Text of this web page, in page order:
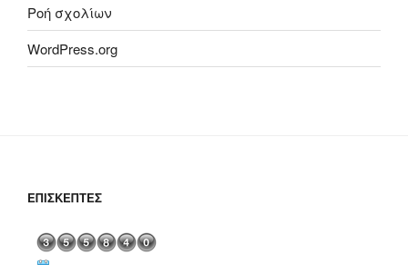
Ροή σχολίων
WordPress.org
ΕΠΙΣΚΈΠΤΕΣ